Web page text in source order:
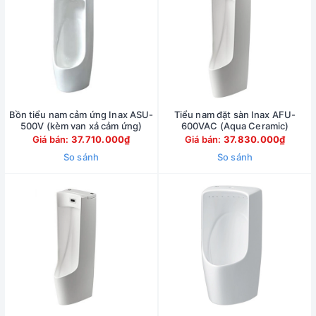
Bồn tiểu nam cảm ứng Inax ASU-
500V (kèm van xả cảm ứng)
Giá bán: 37.710.000₫
So sánh
Tiểu nam đặt sàn Inax AFU-
600VAC (Aqua Ceramic)
Giá bán: 37.830.000₫
So sánh